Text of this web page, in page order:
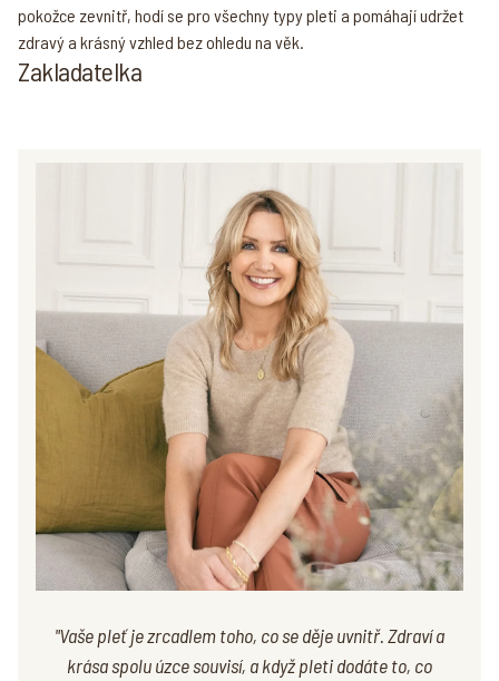
pokožce zevnitř, hodí se pro všechny typy pleti a pomáhají udržet
zdravý a krásný vzhled bez ohledu na věk.
Zakladatelka
"Vaše pleť je zrcadlem toho, co se děje uvnitř. Zdraví a
krása spolu úzce souvisí, a když pleti dodáte to, co